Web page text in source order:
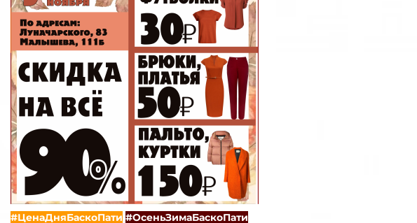
#ЦенаДняБаскоПати #ОсеньЗимаБаскоПати